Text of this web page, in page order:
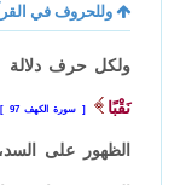
وللحروف في
ولكل حرف دلالة
نَقْبًا سورة الكهف 97
الظهور على